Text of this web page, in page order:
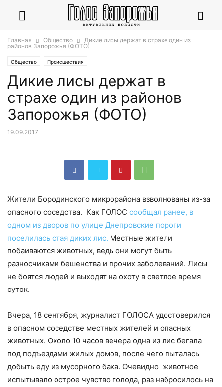
Главная Общество
Дикие лисы держат в страхе один из
районов Запорожья (ФОТО)
Общество Происшествия
Дикие лисы держат в
страхе один из районов
Запорожья (ФОТО)
19.09.2017
Жители Бородинского микрорайона взволнованы из-за
опасного соседства. Как ГОЛОС сообщал ранее, в
одном из дворов по улице Днепровские пороги
поселилась стая диких лис. Местные жители
побаиваются животных, ведь они могут быть
разносчиками бешенства и прочих заболеваний. Лисы
не боятся людей и выходят на охоту в светлое время
суток.
Вчера, 18 сентября, журналист ГОЛОСА удостоверился
в опасном соседстве местных жителей и опасных
животных. Около 10 часов вечера одна из лис бегала
под подъездами жилых домов, после чего пыталась
добыть еду из мусорного бака. Очевидно животное
испытывало острое чувство голода, раз набросилось на